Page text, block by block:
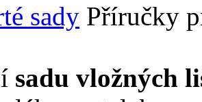
sady Příručky
sadu vložných